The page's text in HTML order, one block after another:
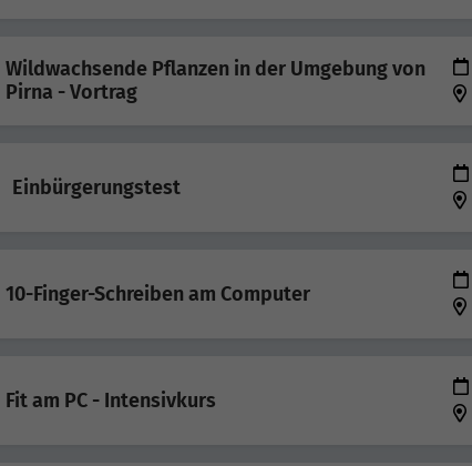
Wildwachsende Pflanzen in der Umgebung von
Pirna - Vortrag
Einbürgerungstest
10-Finger-Schreiben am Computer
Fit am PC - Intensivkurs